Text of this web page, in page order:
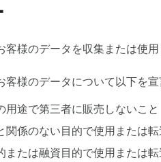
客様のデータを収集または使用
客様のデータについて以下を
用途で第三者に販売しないこと
関係のない目的で使用または
または融資目的で使用または転